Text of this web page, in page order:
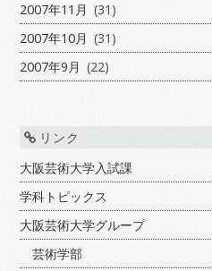
2007年11月 (31)
2007年10月 (31)
2007年9月 (22)
リンク
大阪芸術大学入試課
学科トピックス
大阪芸術大学グループ
芸術学部